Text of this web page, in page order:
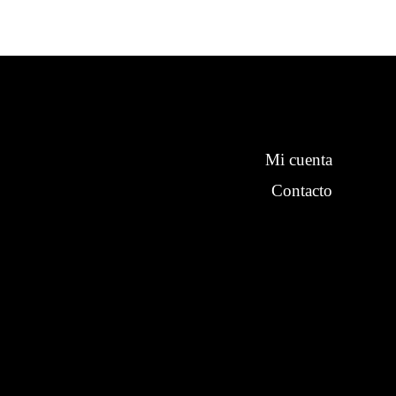
Mi cuenta
Contacto